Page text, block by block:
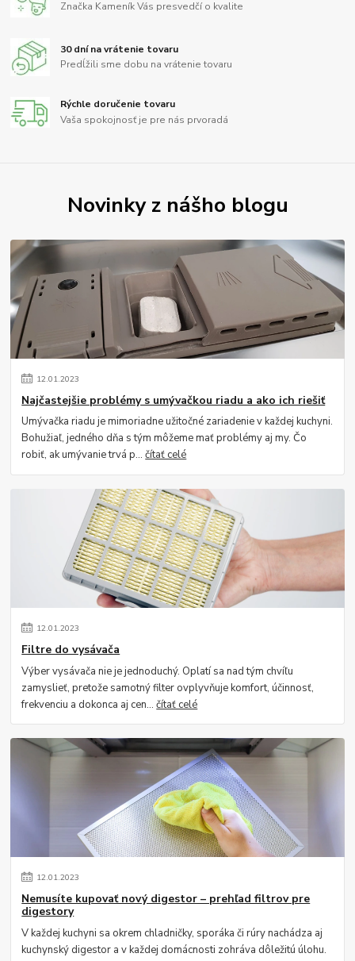
Značka Kameník Vás presvedčí o kvalite
30 dní na vrátenie tovaru
Predĺžili sme dobu na vrátenie tovaru
Rýchle doručenie tovaru
Vaša spokojnosť je pre nás prvoradá
Novinky z nášho blogu
12.01.2023
Najčastejšie problémy s umývačkou riadu a ako ich riešiť
Umývačka riadu je mimoriadne užitočné zariadenie v každej kuchyni.
Bohužiaľ, jedného dňa s tým môžeme mať problémy aj my. Čo
robiť, ak umývanie trvá p...čítať celé
12.01.2023
Filtre do vysávača
Výber vysávača nie je jednoduchý. Oplatí sa nad tým chvíľu
zamyslieť, pretože samotný filter ovplyvňuje komfort, účinnosť,
frekvenciu a dokonca aj cen...čítať celé
12.01.2023
Nemusíte kupovať nový digestor – prehľad filtrov pre
digestory
V každej kuchyni sa okrem chladničky, sporáka či rúry nachádza aj
kuchynský digestor a v každej domácnosti zohráva dôležitú úlohu.